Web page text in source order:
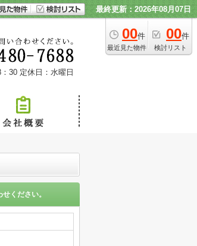
最終更新：2026年08月07日
00件
最近見た物件
00件
検討リスト
30 定休日：水曜日
ください。